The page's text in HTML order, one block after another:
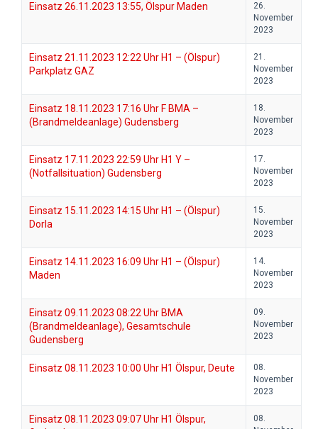
Einsatz 26.11.2023 13:55, Ölspur Maden
26.
November
2023
Einsatz 21.11.2023 12:22 Uhr H1 – (Ölspur)
Parkplatz GAZ
21.
November
2023
Einsatz 18.11.2023 17:16 Uhr F BMA –
(Brandmeldeanlage) Gudensberg
18.
November
2023
Einsatz 17.11.2023 22:59 Uhr H1 Y –
(Notfallsituation) Gudensberg
17.
November
2023
Einsatz 15.11.2023 14:15 Uhr H1 – (Ölspur)
Dorla
15.
November
2023
Einsatz 14.11.2023 16:09 Uhr H1 – (Ölspur)
Maden
14.
November
2023
Einsatz 09.11.2023 08:22 Uhr BMA
(Brandmeldeanlage), Gesamtschule
Gudensberg
09.
November
2023
Einsatz 08.11.2023 10:00 Uhr H1 Ölspur, Deute
08.
November
2023
Einsatz 08.11.2023 09:07 Uhr H1 Ölspur,
08.